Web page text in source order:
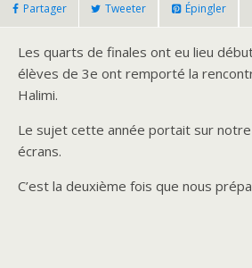
Partager Tweeter Épingler
Les quarts de finales ont eu lieu
élèves de 3e ont remporté la
Halimi.
Le sujet cette année portait sur
écrans.
C’est la deuxième fois que nous